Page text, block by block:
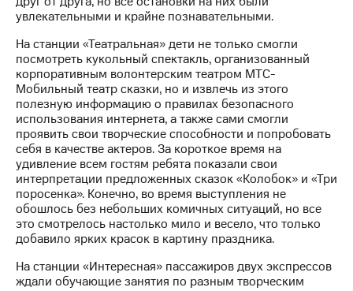
Интервью
Финансовая
отчетность
Контакты
Новости
в
регионе
и акционерам
Корпоративное
управление
Корпоративный
секретарь
Раскрытие
увлекательными и крайне познавательными.
На станции «Театральная» дети не только смогли
посмотреть кукольный спектакль, организованный
корпоративным волонтерским театром МТС-
Мобильный театр сказки, но и извлечь из этого
полезную информацию о правилах безопасного
использования интернета, а также сами смогли
проявить свои творческие способности и попробовать
себя в качестве актеров. За короткое время на
удивление всем гостям ребята показали свои
интерпретации предложенных сказок «Колобок» и «Три
поросенка». Конечно, во время выступления не
обошлось без небольших комичных ситуаций, но все
это смотрелось настолько мило и весело, что только
добавило ярких красок в картину праздника.
На станции «Интересная» пассажиров двух экспрессов
ждали обучающие занятия по разным творческим